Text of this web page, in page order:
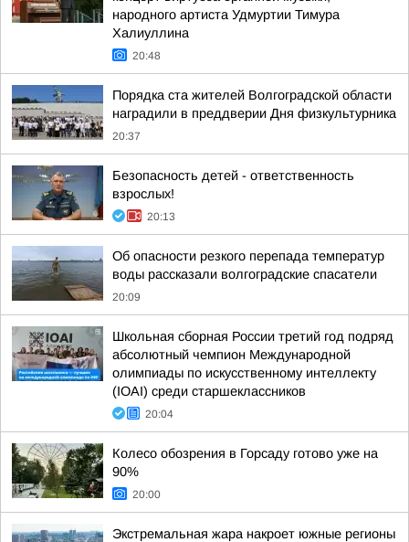
народного артиста Удмуртии Тимура
Халиуллина
20:48
Порядка ста жителей Волгоградской области
наградили в преддверии Дня физкультурника
20:37
Безопасность детей - ответственность
взрослых!
20:13
Об опасности резкого перепада температур
воды рассказали волгоградские спасатели
20:09
Школьная сборная России третий год подряд
абсолютный чемпион Международной
олимпиады по искусственному интеллекту
(IOAI) среди старшеклассников
20:04
Колесо обозрения в Горсаду готово уже на
90%
20:00
Экстремальная жара накроет южные регионы